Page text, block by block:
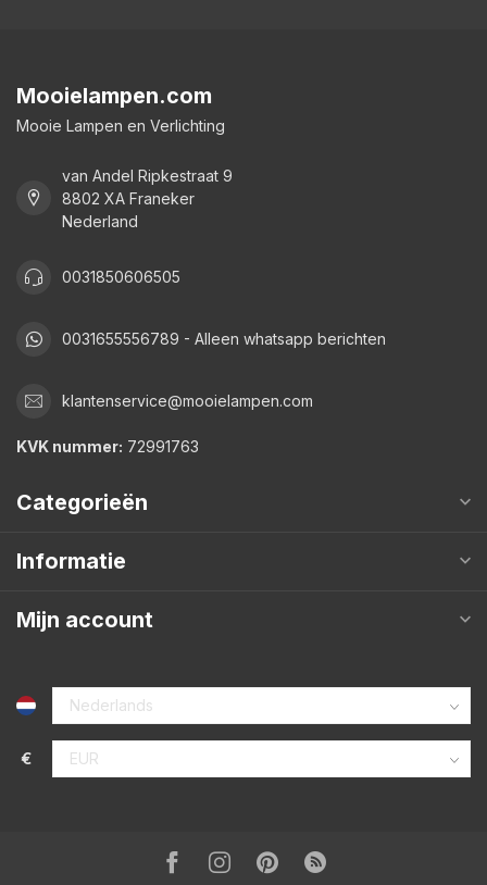
Mooielampen.com
Mooie Lampen en Verlichting
van Andel Ripkestraat 9
8802 XA Franeker
Nederland
0031850606505
0031655556789 - Alleen whatsapp berichten
klantenservice@mooielampen.com
KVK nummer: 72991763
Categorieën
Informatie
Mijn account
€